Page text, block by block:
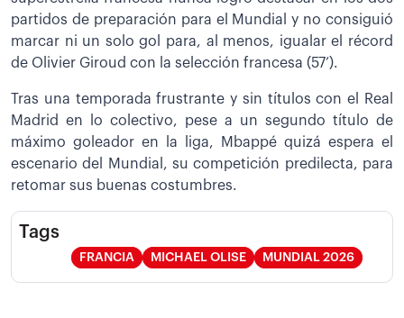
partidos de preparación para el Mundial y no consiguió
marcar ni un solo gol para, al menos, igualar el récord
de Olivier Giroud con la selección francesa (57’).
Tras una temporada frustrante y sin títulos con el Real
Madrid en lo colectivo, pese a un segundo título de
máximo goleador en la liga, Mbappé quizá espera el
escenario del Mundial, su competición predilecta, para
retomar sus buenas costumbres.
Tags
FRANCIA MICHAEL OLISE MUNDIAL 2026